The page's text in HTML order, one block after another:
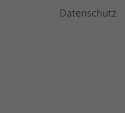
Datenschutz